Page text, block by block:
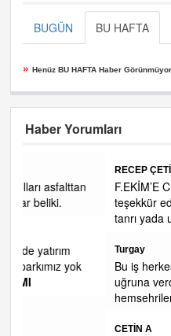
BUGÜN BU HAFTA
» Henüz BU HAFTA Haber Görünmüyor
Haber Yorumları
F.EKİM’E CEVAP: Fikret
teşekkür ederim.
tanrı yada unsurların Kdz Er
Turgay
Bu iş herkesin harci bi iş
uğruna verdiğiniz bu
hemsehrilerimiz adina